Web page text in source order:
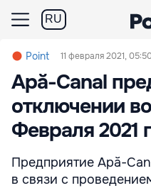
RU
Point 11 февраля 2021,
Apă-Canal
отключении
Февраля 2021
Предприятие Apă-
в связи с